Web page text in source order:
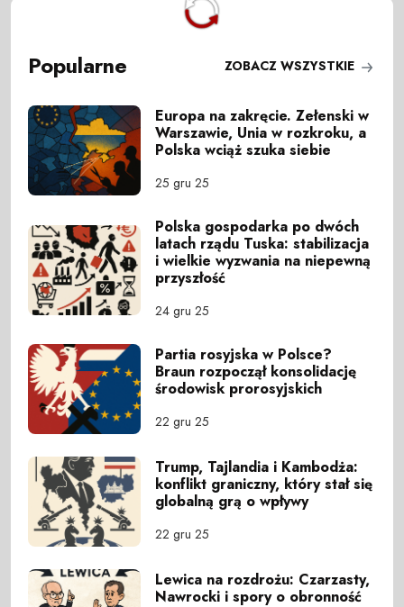
Popularne ZOBACZ WSZYSTKIE
Europa na zakręcie. Zełenski w
Warszawie, Unia w rozkroku, a
Polska wciąż szuka siebie
25 gru 25
Polska gospodarka po dwóch
latach rządu Tuska: stabilizacja
i wielkie wyzwania na niepewną
przyszłość
24 gru 25
Partia rosyjska w Polsce?
Braun rozpoczął konsolidację
środowisk prorosyjskich
22 gru 25
Trump, Tajlandia i Kambodża:
konflikt graniczny, który stał się
globalną grą o wpływy
22 gru 25
Lewica na rozdrożu: Czarzasty,
Nawrocki i spory o obronność